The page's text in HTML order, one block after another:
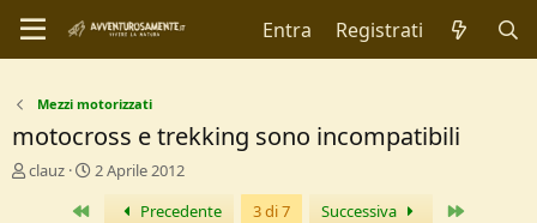
Entra Registrati
Mezzi motorizzati
motocross e trekking sono incompatibili
C
clauz
D
2 Aprile 2012
Primo Precedente 3 di 7 Successiva